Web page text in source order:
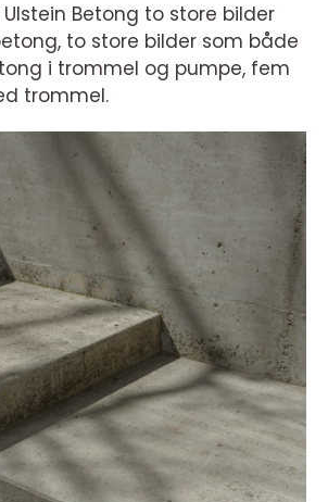
Betong to store bilder
to store bilder som både
i trommel og pumpe, fem
trommel.